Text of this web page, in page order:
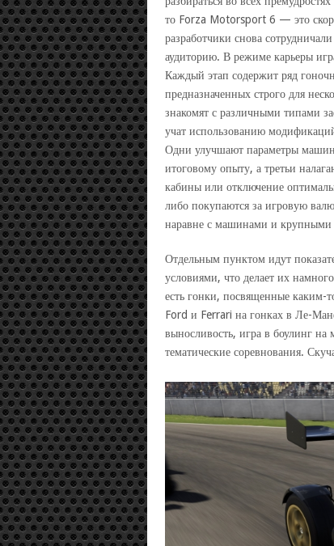
то Forza Motorsport 6 — это
разработчики снова
аудиторию. В режиме карьеры
Каждый этап содержит ряд
предназначенных строго для
знакомят с различными типами
учат использованию
Одни улучшают параметры
итоговому опыту, а третьи
кабины или отключение
либо покупаются за игровую
наравне с машинами и
Отдельным пунктом идут
условиями, что делает их
есть гонки, посвященные каким-
Ford и Ferrari на гонках в Ле-
выносливость, игра в боулинг
тематические соревнования.